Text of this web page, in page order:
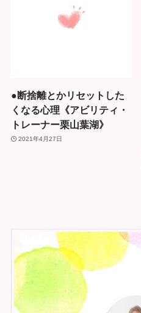
●断捨離とかリセットした
くなる心理《アビリティ・
トレーナー栗山葉湖》
2021年4月27日